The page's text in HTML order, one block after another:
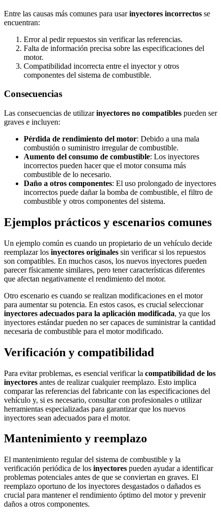
Entre las causas más comunes para usarinyectores incorrectos se
encuentran:
Error al pedir repuestos sin verificar las referencias.
Falta de información precisa sobre las especificaciones del
motor.
Compatibilidad incorrecta entre el inyector y otros
componentes del sistema de combustible.
Consecuencias
Las consecuencias de utilizarinyectores no compatibles pueden ser
graves e incluyen:
Pérdida de rendimiento del motor: Debido a una mala
combustión o suministro irregular de combustible.
Aumento del consumo de combustible: Los inyectores
incorrectos pueden hacer que el motor consuma más
combustible de lo necesario.
Daño a otros componentes: El uso prolongado de inyectores
incorrectos puede dañar la bomba de combustible, el filtro de
combustible y otros componentes del sistema.
Ejemplos prácticos y escenarios comunes
Un ejemplo común es cuando un propietario de un vehículo decide
reemplazar los inyectores originales sin verificar si los repuestos
son compatibles. En muchos casos, los nuevos inyectores pueden
parecer físicamente similares, pero tener características diferentes
que afectan negativamente el rendimiento del motor.
Otro escenario es cuando se realizan modificaciones en el motor
para aumentar su potencia. En estos casos, es crucial seleccionar
inyectores adecuados para la aplicación modificada, ya que los
inyectores estándar pueden no ser capaces de suministrar la cantidad
necesaria de combustible para el motor modificado.
Verificación y compatibilidad
Para evitar problemas, es esencial verificar la compatibilidad de los
inyectores antes de realizar cualquier reemplazo. Esto implica
comparar las referencias del fabricante con las especificaciones del
vehículo y, si es necesario, consultar con profesionales o utilizar
herramientas especializadas para garantizar que los nuevos
inyectores sean adecuados para el motor.
Mantenimiento y reemplazo
El mantenimiento regular del sistema de combustible y la
verificación periódica de los inyectores pueden ayudar a identificar
problemas potenciales antes de que se conviertan en graves. El
reemplazo oportuno de los inyectores desgastados o dañados es
crucial para mantener el rendimiento óptimo del motor y prevenir
daños a otros componentes.